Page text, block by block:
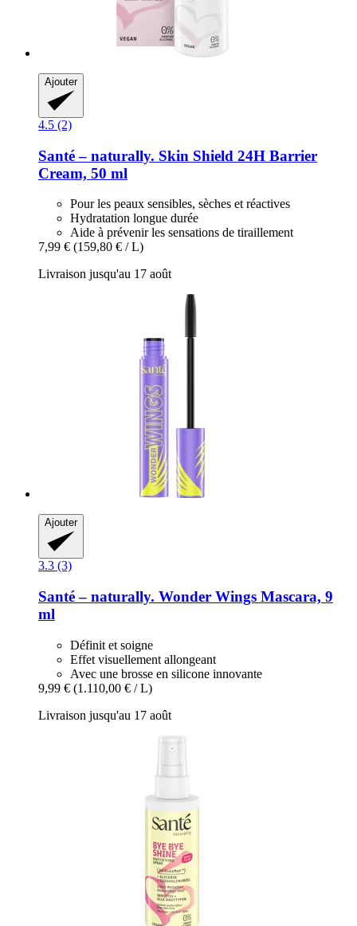
Ajouter
4.5 (2)
Santé – naturally. Skin Shield 24H Barrier
Cream, 50 ml
Pour les peaux sensibles, sèches et réactives
Hydratation longue durée
Aide à prévenir les sensations de tiraillement
7,99 € (159,80 € / L)
Livraison jusqu'au 17 août
Ajouter
3.3 (3)
Santé – naturally. Wonder Wings Mascara, 9
ml
Définit et soigne
Effet visuellement allongeant
Avec une brosse en silicone innovante
9,99 € (1.110,00 € / L)
Livraison jusqu'au 17 août